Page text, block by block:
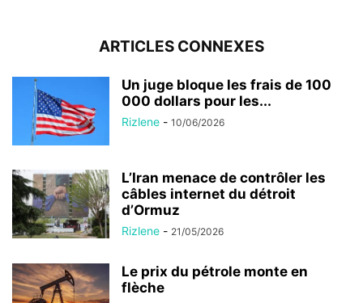
ARTICLES CONNEXES
Un juge bloque les frais de 100
000 dollars pour les...
Rizlene - 10/06/2026
L’Iran menace de contrôler les
câbles internet du détroit
d’Ormuz
Rizlene - 21/05/2026
Le prix du pétrole monte en
flèche